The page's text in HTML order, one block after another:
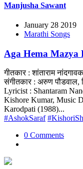
Manjusha Sawant
January 28 2019
Marathi Songs
Aga Hema Mazya
गीतकार : शांताराम
संगीतकार : अरुण पौडवाल,
Lyricist : Shantaram
Kishore Kumar, Music
Karodpati (1988)...
#AshokSaraf
0 Comments